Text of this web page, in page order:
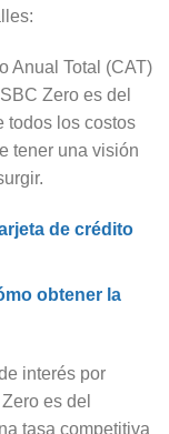
Anual Total (CAT)
Zero es del
todos los costos
tener una visión
de crédito
obtener la
interés por
es del
tasa competitiva